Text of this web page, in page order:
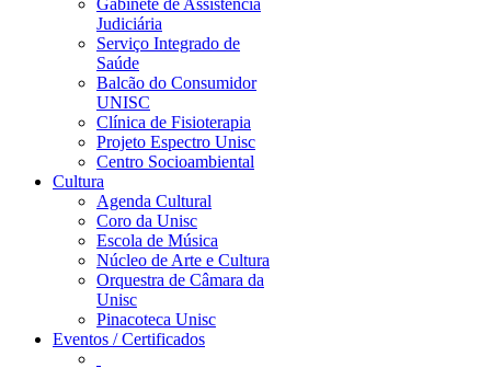
Gabinete de Assistência
Judiciária
Serviço Integrado de
Saúde
Balcão do Consumidor
UNISC
Clínica de Fisioterapia
Projeto Espectro Unisc
Centro Socioambiental
Cultura
Agenda Cultural
Coro da Unisc
Escola de Música
Núcleo de Arte e Cultura
Orquestra de Câmara da
Unisc
Pinacoteca Unisc
Eventos / Certificados